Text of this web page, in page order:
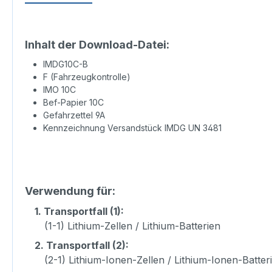
Inhalt der Download-Datei:
IMDG10C-B
F (Fahrzeugkontrolle)
IMO 10C
Bef-Papier 10C
Gefahrzettel 9A
Kennzeichnung Versandstück IMDG UN 3481
Verwendung für:
1. Transportfall (1):
(1-1) Lithium-Zellen / Lithium-Batterien
2. Transportfall (2):
(2-1) Lithium-Ionen-Zellen / Lithium-Ionen-